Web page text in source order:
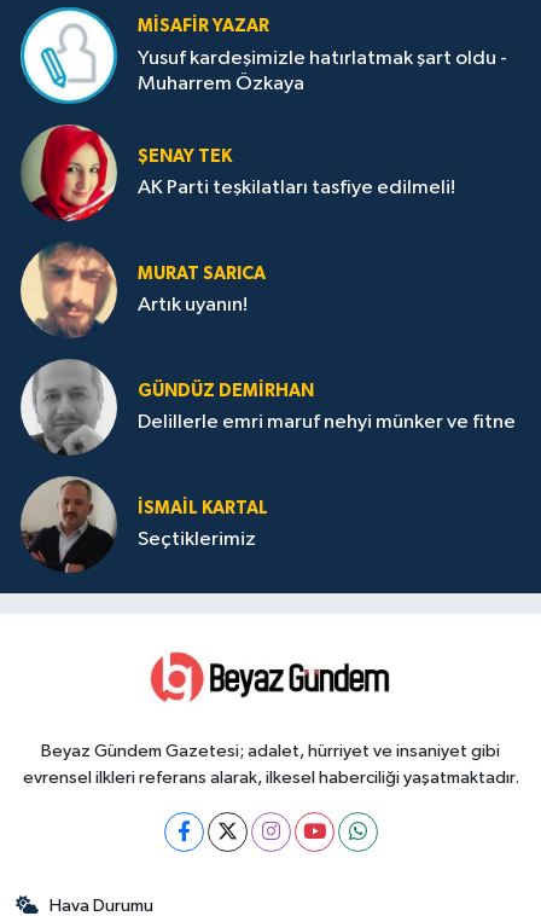
MISAFIR YAZAR
Yusuf kardeşimizle hatırlatmak şart oldu -
Muharrem Özkaya
ŞENAY TEK
AK Parti teşkilatları tasfiye edilmeli!
MURAT SARICA
Artık uyanın!
GÜNDÜZ DEMIRHAN
Delillerle emri maruf nehyi münker ve fitne
İSMAIL KARTAL
Seçtiklerimiz
Beyaz Gündem Gazetesi; adalet, hürriyet ve insaniyet gibi
evrensel ilkleri referans alarak, ilkesel haberciliği yaşatmaktadır.
Hava Durumu